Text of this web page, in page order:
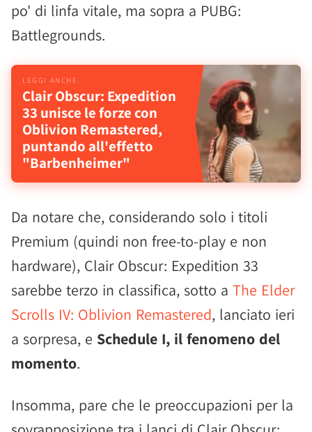
po' di linfa vitale, ma sopra a PUBG:
Battlegrounds.
Clair Obscur: Expedition
33 unisce le forze con
Oblivion Remastered,
puntando all'effetto
"Barbenheimer"
Da notare che, considerando solo i titoli
Premium (quindi non free-to-play e non
hardware), Clair Obscur: Expedition 33
sarebbe terzo in classifica, sotto a The Elder
Scrolls IV: Oblivion Remastered, lanciato ieri
a sorpresa, e Schedule I, il fenomeno del
momento.
Insomma, pare che le preoccupazioni per la